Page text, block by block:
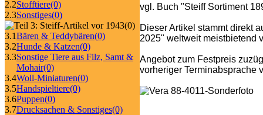
2.2Stofftiere(0)
2.3Sonstiges(0)
(0)
3.1Bären & Teddybären(0)
3.2Hunde & Katzen(0)
3.3Sonstige Tiere aus Filz, Samt &
Mohair(0)
3.4Woll-Miniaturen(0)
3.5Handspieltiere(0)
3.6Puppen(0)
3.7Drucksachen & Sonstiges(0)
vgl. Buch "Steiff Sortiment
Dieser Artikel stammt direkt
2025" weltweit meistbietend
Angebot zum Festpreis
vorheriger Terminabsprache